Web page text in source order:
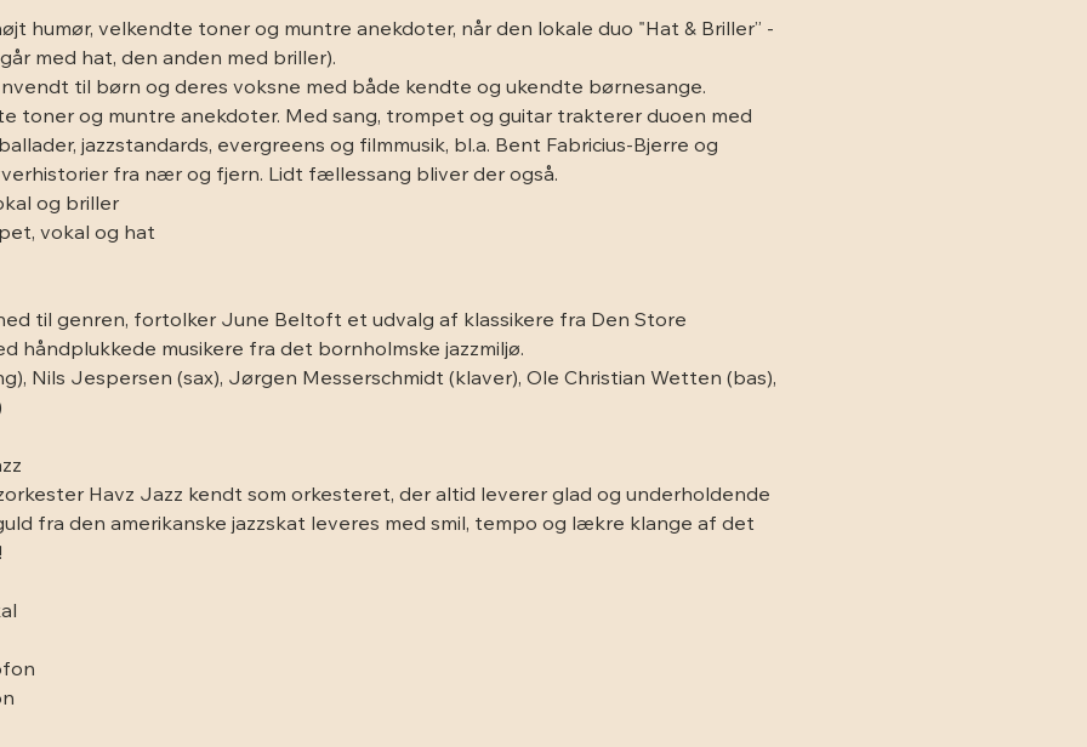
humør, velkendte toner og muntre anekdoter, når den lokale duo "Hat & Briller” -
med hat, den anden med briller).
til børn og deres voksne med både kendte og ukendte børnesange.
toner og muntre anekdoter. Med sang, trompet og guitar trakterer duoen med
jazzstandards, evergreens og filmmusik, bl.a. Bent Fabricius-Bjerre og
fra nær og fjern. Lidt fællessang bliver der også.
og briller
vokal og hat
til genren, fortolker June Beltoft et udvalg af klassikere fra Den Store
håndplukkede musikere fra det bornholmske jazzmiljø.
Nils Jespersen (sax), Jørgen Messerschmidt (klaver), Ole Christian Wetten (bas),
Havz Jazz kendt som orkesteret, der altid leverer glad og underholdende
fra den amerikanske jazzskat leveres med smil, tempo og lækre klange af det